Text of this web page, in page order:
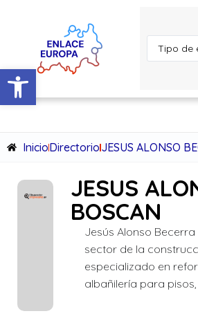
Abrir barra de herramientas
InicioDirectorioJESUS ALONSO
JESUS
BOSCAN
Jesús Alonso
sector de la
especializado en
albañilería para